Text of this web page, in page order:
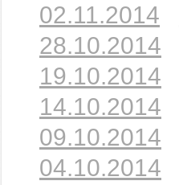
02.11.2014
28.10.2014
19.10.2014
14.10.2014
09.10.2014
04.10.2014